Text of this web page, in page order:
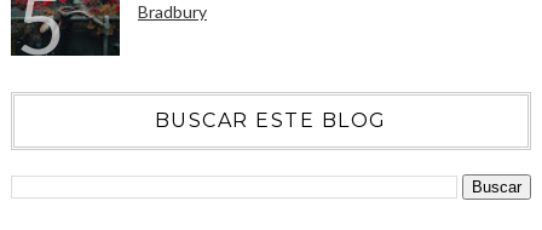
Bradbury
BUSCAR ESTE BLOG